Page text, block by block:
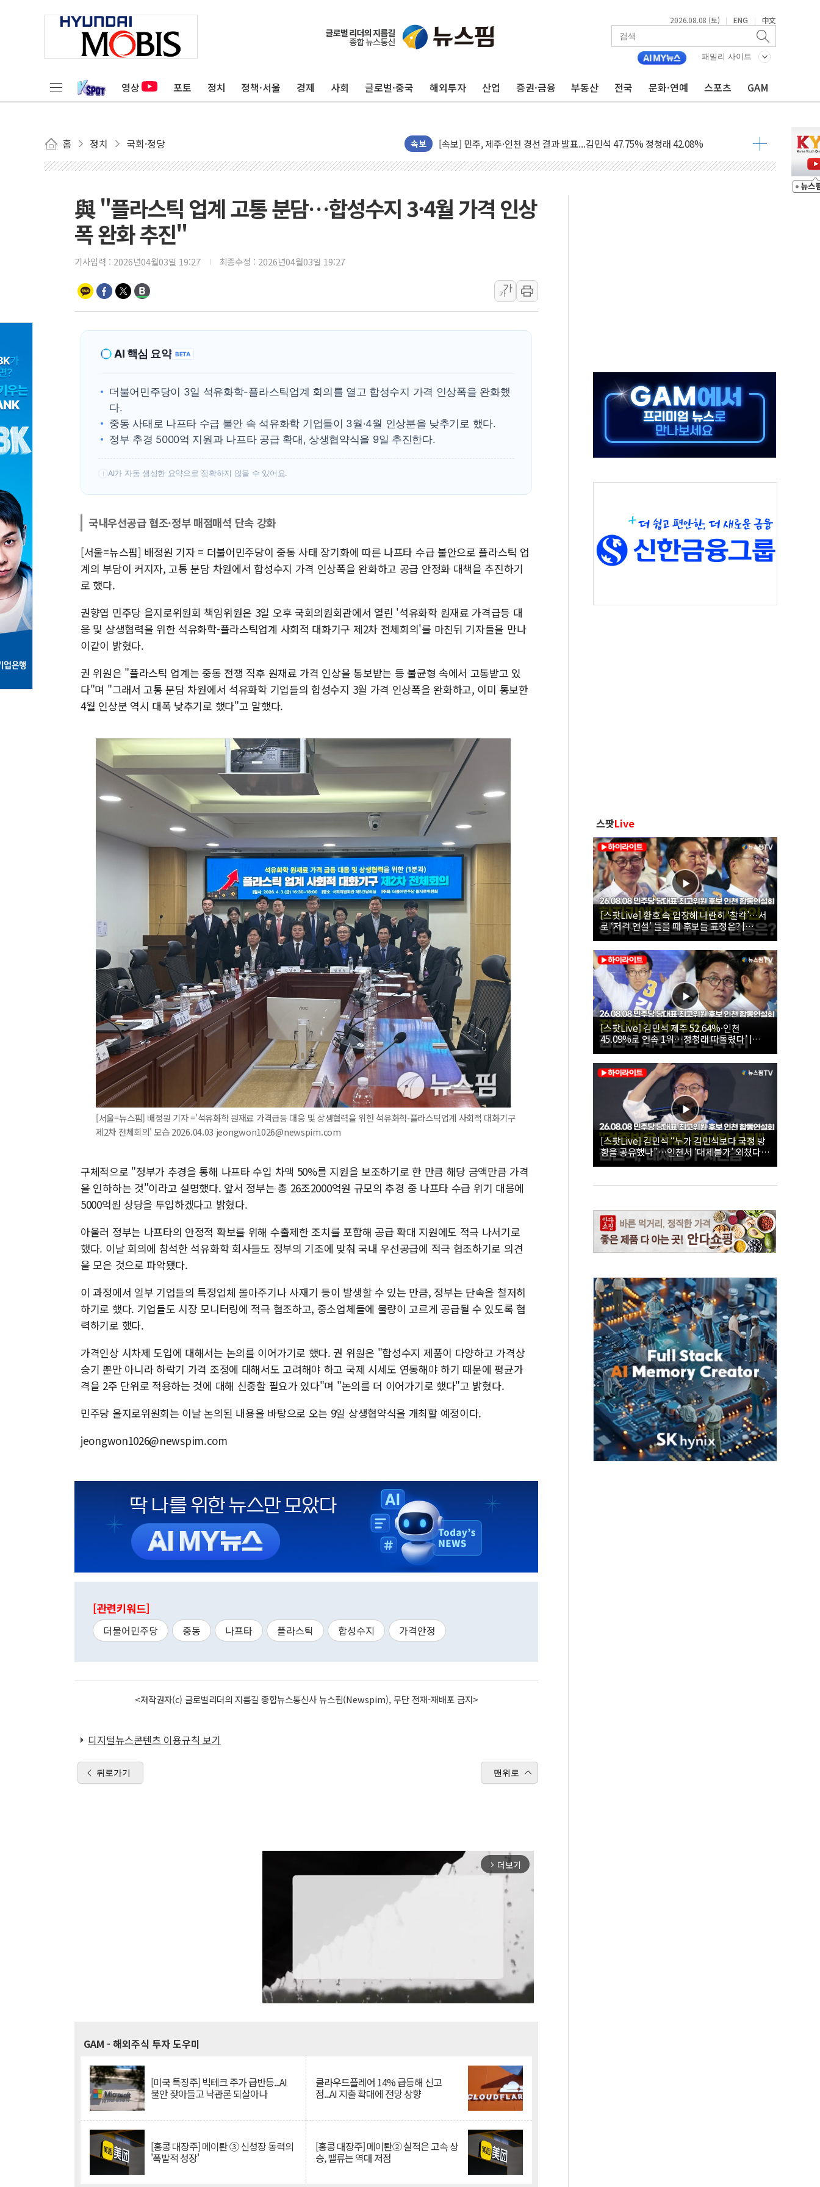
2026.08.08 (토) | ENG | 中文
패밀리 사이트
영상 포토 정치 정책·서울 경제 사회 글로벌·중국 해외투자 산업 증권·금융 부동산 전국 문화·연예 스포츠 GAM
홈 정치 국회·정당 속보
울진·영덕 '호우특보'-포항 '산사태 주의보'...경북도, 호우 피해·통제구간 없어
[종합] 김민석, 정청래에 '0.86%p' 차 재역전 성공...金 45.42% vs 鄭 44.56%
김민석, 2주차 제주·인천 경선서 정청래에 승리...47.75% vs 42.08%
인사하는 김민석 당대표 후보
[속보] 민주, 인천 경선 결과 발표...김민석 45.09% 정청래 43.27% 송영길 11.63%
[속보] 민주, 제주 경선 결과 발표...김민석 52.64% 정청래 39.89% 송영길 7.47%
美, 이란전 출구전략 만지작…공습 한계·탄약 부족 현실화
강릉·동해·삼척 시간당 최대 50㎜ 폭우…강원 동해안 강한 비 이어져
여수 오동도 인근 해상서 모터보트 전복…1명 사망·1명 실종
추미애, '위안부' 피해자 기림의 날 참석..."국제적 시민 연대로 목소리 내야"
李대통령, ISA 개편 재검토 지시…與 "적극 환영"·野 "졸속 국정"
與 "플라스틱 업계 고통 분담…합성수지 3·4월 가격 인상
폭 완화 추진"
기사입력 : 2026년04월03일 19:27 최종수정 : 2026년04월03일 19:27
가
가
AI 핵심 요약 BETA
더불어민주당이 3일 석유화학-플라스틱업계 회의를 열고 합성수지 가격 인상폭을 완화했
다.
중동 사태로 나프타 수급 불안 속 석유화학 기업들이 3월·4월 인상분을 낮추기로 했다.
정부 추경 5000억 지원과 나프타 공급 확대, 상생협약식을 9일 추진한다.
! AI가 자동 생성한 요약으로 정확하지 않을 수 있어요.
국내우선공급 협조·정부 매점매석 단속 강화
[서울=뉴스핌] 배정원 기자 = 더불어민주당이 중동 사태 장기화에 따른 나프타 수급 불안으로 플라스틱 업
계의 부담이 커지자, 고통 분담 차원에서 합성수지 가격 인상폭을 완화하고 공급 안정화 대책을 추진하기
로 했다.
권향엽 민주당 을지로위원회 책임위원은 3일 오후 국회의원회관에서 열린 '석유화학 원재료 가격급등 대
응 및 상생협력을 위한 석유화학-플라스틱업계 사회적 대화기구 제2차 전체회의'를 마친뒤 기자들을 만나
이같이 밝혔다.
권 위원은 "플라스틱 업계는 중동 전쟁 직후 원재료 가격 인상을 통보받는 등 불균형 속에서 고통받고 있
다"며 "그래서 고통 분담 차원에서 석유화학 기업들의 합성수지 3월 가격 인상폭을 완화하고, 이미 통보한
4월 인상분 역시 대폭 낮추기로 했다"고 말했다.
[서울=뉴스핌] 배정원 기자 ='석유화학 원재료 가격급등 대응 및 상생협력을 위한 석유화학-플라스틱업계 사회적 대화기구
제2차 전체회의' 모습 2026.04.03 jeongwon1026@newspim.com
구체적으로 "정부가 추경을 통해 나프타 수입 차액 50%를 지원을 보조하기로 한 만큼 해당 금액만큼 가격
을 인하하는 것"이라고 설명했다. 앞서 정부는 총 26조2000억원 규모의 추경 중 나프타 수급 위기 대응에
5000억원 상당을 투입하겠다고 밝혔다.
아울러 정부는 나프타의 안정적 확보를 위해 수출제한 조치를 포함해 공급 확대 지원에도 적극 나서기로
했다. 이날 회의에 참석한 석유화학 회사들도 정부의 기조에 맞춰 국내 우선공급에 적극 협조하기로 의견
을 모은 것으로 파악됐다.
이 과정에서 일부 기업들의 특정업체 몰아주기나 사재기 등이 발생할 수 있는 만큼, 정부는 단속을 철저히
하기로 했다. 기업들도 시장 모니터링에 적극 협조하고, 중소업체들에 물량이 고르게 공급될 수 있도록 협
력하기로 했다.
가격인상 시차제 도입에 대해서는 논의를 이어가기로 했다. 권 위원은 "합성수지 제품이 다양하고 가격상
승기 뿐만 아니라 하락기 가격 조정에 대해서도 고려해야 하고 국제 시세도 연동해야 하기 때문에 평균가
격을 2주 단위로 적용하는 것에 대해 신중할 필요가 있다"며 "논의를 더 이어가기로 했다"고 밝혔다.
민주당 을지로위원회는 이날 논의된 내용을 바탕으로 오는 9일 상생협약식을 개최할 예정이다.
jeongwon1026@newspim.com
[관련키워드]
더불어민주당 중동 나프타 플라스틱 합성수지 가격안정
<저작권자(c) 글로벌리더의 지름길 종합뉴스통신사 뉴스핌(Newspim), 무단 전재-재배포 금지>
디지털뉴스콘텐츠 이용규칙 보기
뒤로가기 맨위로
arrow_forward_ios 더보기
GAM - 해외주식 투자 도우미
[미국 특징주] 빅테크 주가 급반등...AI
불안 잦아들고 낙관론 되살아나
클라우드플레어 14% 급등해 신고
점...AI 지출 확대에 전망 상향
[홍콩 대장주] 메이퇀 ③ 신성장 동력의
'폭발적 성장'
[홍콩 대장주] 메이퇀② 실적은 고속 상
승, 밸류는 역대 저점
스팟Live
[스팟Live] 환호 속 입장해 나란히 ‘찰칵’…서
로 ‘저격 연설’ 들을 때 후보들 표정은? |
26.08.08 더불어민주당 당대표·최고위원 후
보 인천 합동연설회
[스팟Live] 김민석 제주 52.64%·인천
45.09%로 연속 1위…정청래 따돌렸다’ |
26.08.08 더불어민주당 당대표·최고위원 후
보 인천 합동연설회
[스팟Live] 김민석 “누가 김민석보다 국정 방
향을 공유했나”…인천서 ‘대체불가’ 외쳤다 |
26.08.08 더불어민주당 당대표·최고위원 후